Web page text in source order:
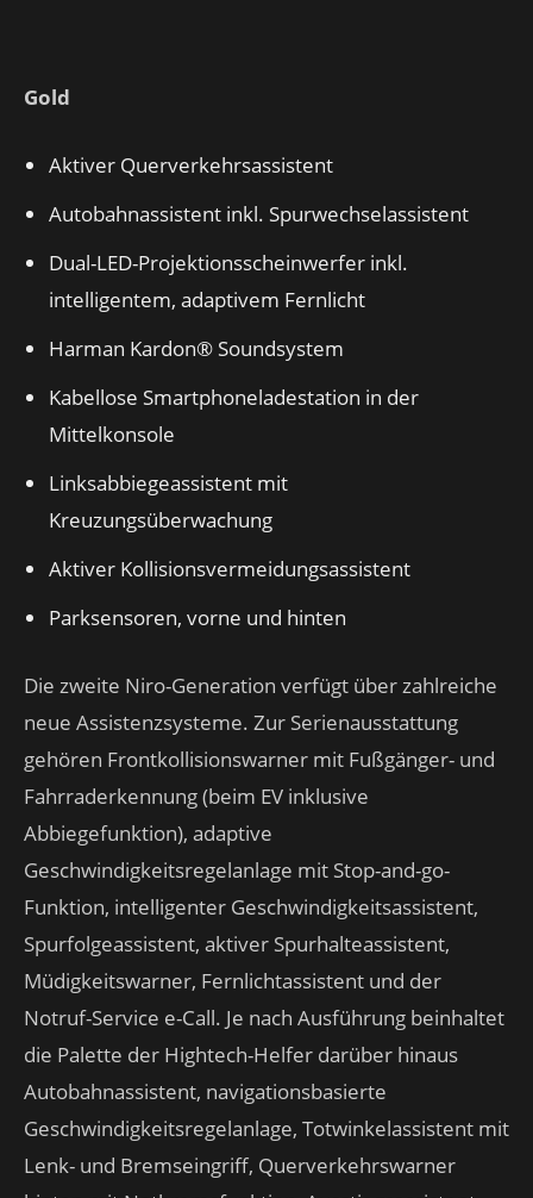
Gold
Aktiver Querverkehrsassistent
Autobahnassistent inkl. Spurwechselassistent
Dual-LED-Projektionsscheinwerfer inkl.
intelligentem, adaptivem Fernlicht
Harman Kardon® Soundsystem
Kabellose Smartphoneladestation in der
Mittelkonsole
Linksabbiegeassistent mit
Kreuzungsüberwachung
Aktiver Kollisionsvermeidungsassistent
Parksensoren, vorne und hinten
Die zweite Niro-Generation verfügt über zahlreiche
neue Assistenzsysteme. Zur Serienausstattung
gehören Frontkollisionswarner mit Fußgänger- und
Fahrraderkennung (beim EV inklusive
Abbiegefunktion), adaptive
Geschwindigkeitsregelanlage mit Stop-and-go-
Funktion, intelligenter Geschwindigkeitsassistent,
Spurfolgeassistent, aktiver Spurhalteassistent,
Müdigkeitswarner, Fernlichtassistent und der
Notruf-Service e-Call. Je nach Ausführung beinhaltet
die Palette der Hightech-Helfer darüber hinaus
Autobahnassistent, navigationsbasierte
Geschwindigkeitsregelanlage, Totwinkelassistent mit
Lenk- und Bremseingriff, Querverkehrswarner